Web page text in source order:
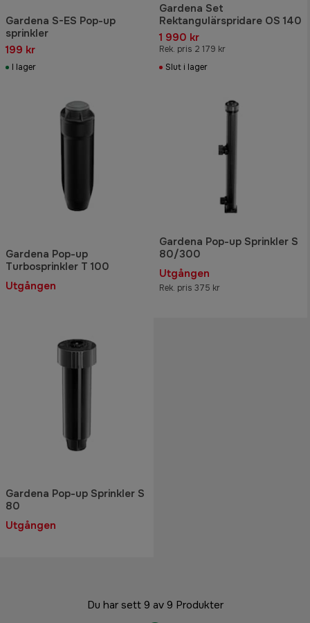
Gardena S-ES Pop-up
sprinkler
199 kr
I lager
Gardena Set
Rektangulärspridare OS 140
1 990 kr
Rek. pris 2 179 kr
Slut i lager
Gardena Pop-up
Turbosprinkler T 100
Utgången
Gardena Pop-up Sprinkler S
80/300
Utgången
Rek. pris 375 kr
Gardena Pop-up Sprinkler S
80
Utgången
Du har sett 9 av 9 Produkter